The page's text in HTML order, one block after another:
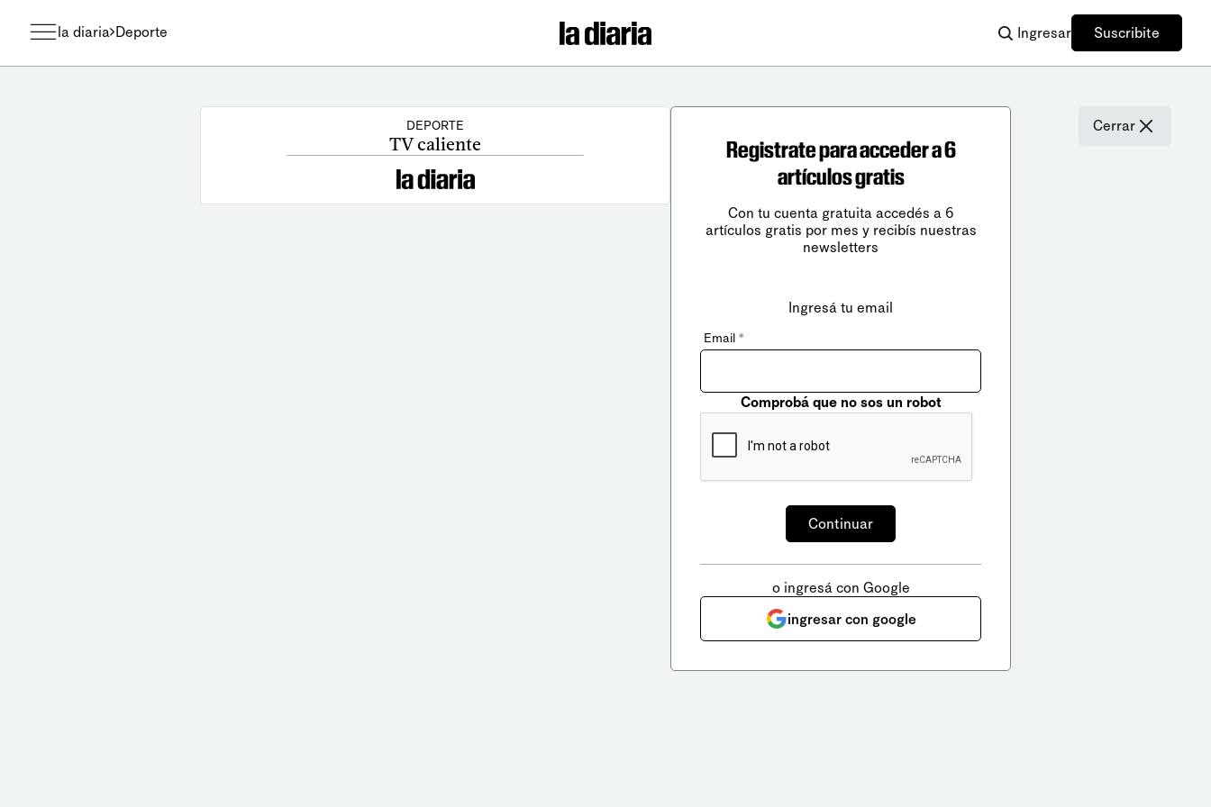
la diaria Deporte Ingresar Suscribite
DEPORTE
TV caliente
Cerrar
Registrate para acceder a 6
artículos gratis
Con tu cuenta gratuita accedés a 6
artículos gratis por mes y recibís nuestras
newsletters
Ingresá tu email
Email *
Comprobá que no sos un robot
o ingresá con Google
ingresar con google